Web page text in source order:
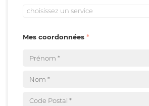
choisissez un service
Mes coordonnées